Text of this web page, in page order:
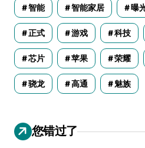
智能 智能家居 曝
正式 游戏 科技
芯片 苹果 荣耀
骁龙 高通 魅族
您错过了